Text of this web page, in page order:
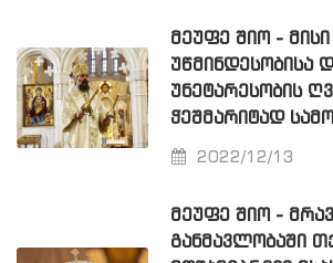
ᲛᲔᲣᲤᲔ ᲨᲘᲝ - ᲛᲘᲡᲘ
ᲣᲬᲛᲘᲜᲓᲔᲡᲝᲑᲘᲡᲐ
ᲣᲜᲔᲢᲐᲠᲔᲡᲝᲑᲘᲡ
ᲭᲔᲨᲛᲐᲠᲘᲢᲐᲓ
2022/12/13
ᲛᲔᲣᲤᲔ ᲨᲘᲝ -
ᲒᲐᲜᲛᲐᲕᲚᲝᲑᲐᲨᲘ